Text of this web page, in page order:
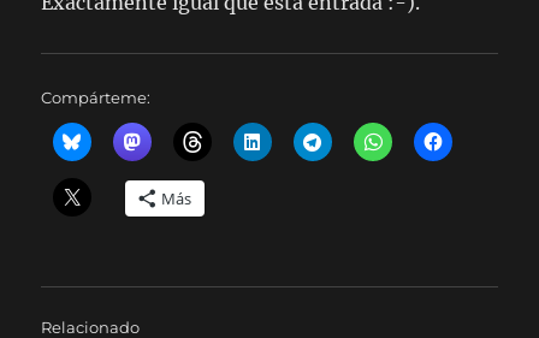
Compárteme:
Más
Relacionado